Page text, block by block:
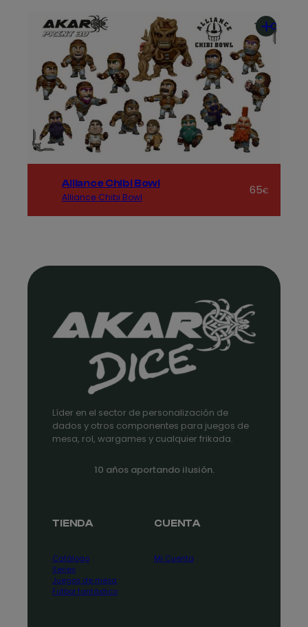
al
carrito
Alliance Chibi Bowl
Alliance Chibi Bowl
65€
Líder en el sector de personalización de
dados y otros componentes para juegos de
mesa, rol, wargames y cualquier frikada.
10 años aportando ilusión.
TIENDA
Catálogo
Series
Juegos de mesa
Fútbol fantástico
CUENTA
Mi Cuenta